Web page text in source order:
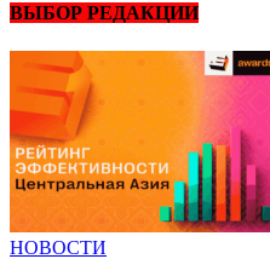
ВЫБОР РЕДАКЦИИ
НОВОСТИ